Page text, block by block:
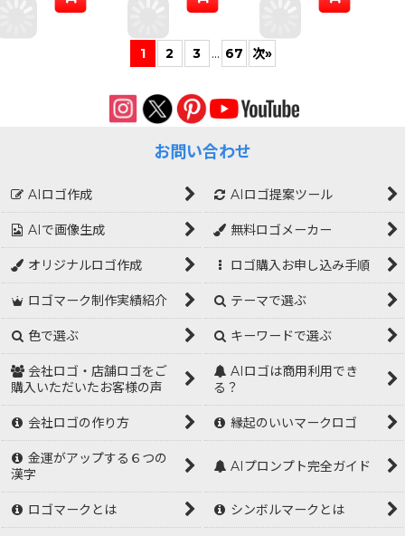
1 2 3 ... 67 次»
お問い合わせ
AIロゴ作成 AIロゴ提案ツール
AIで画像生成 無料ロゴメーカー
オリジナルロゴ作成 ロゴ購入お申し込み手順
ロゴマーク制作実績紹介 テーマで選ぶ
色で選ぶ キーワードで選ぶ
会社ロゴ・店舗ロゴをご
購入いただいたお客様の声
AIロゴは商用利用でき
る？
会社ロゴの作り方 縁起のいいマークロゴ
金運がアップする６つの
漢字
AIプロンプト完全ガイド
ロゴマークとは シンボルマークとは